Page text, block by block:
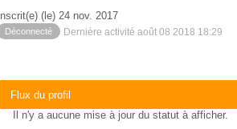
Inscrit(e) (le) 24 nov. 2017
Déconnecté Dernière activité août 08 2018 18:29
Flux du profil
Il n'y a aucune mise à jour du statut à afficher.